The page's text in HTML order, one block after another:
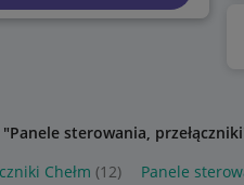
"Panele sterowania,
Chełm (12) Panele